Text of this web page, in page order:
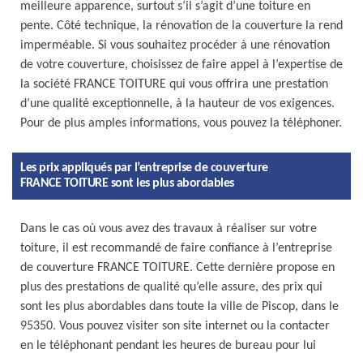
meilleure apparence, surtout s’il s’agit d’une toiture en
pente. Côté technique, la rénovation de la couverture la rend
imperméable. Si vous souhaitez procéder à une rénovation
de votre couverture, choisissez de faire appel à l’expertise de
la société FRANCE TOITURE qui vous offrira une prestation
d’une qualité exceptionnelle, à la hauteur de vos exigences.
Pour de plus amples informations, vous pouvez la téléphoner.
Les prix appliqués par l’entreprise de couverture
FRANCE TOITURE sont les plus abordables
Dans le cas où vous avez des travaux à réaliser sur votre
toiture, il est recommandé de faire confiance à l’entreprise
de couverture FRANCE TOITURE. Cette dernière propose en
plus des prestations de qualité qu’elle assure, des prix qui
sont les plus abordables dans toute la ville de Piscop, dans le
95350. Vous pouvez visiter son site internet ou la contacter
en le téléphonant pendant les heures de bureau pour lui